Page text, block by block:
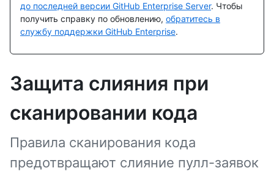
до последней версии GitHub Enterprise Server. Чтобы
получить справку по обновлению, обратитесь в
службу поддержки GitHub Enterprise.
Защита слияния при
сканировании кода
Правила сканирования кода
предотвращают слияние пулл-заявок